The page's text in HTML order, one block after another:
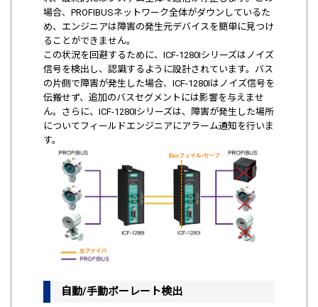
場合、PROFIBUSネットワーク全体がダウンしているた
め、エンジニアは障害の発生元デバイスを簡単に見つけ
ることができません。
この状況を回避するために、ICF‐1280Iシリーズはノイズ
信号を検出し、認識するように設計されています。バス
の片側で障害が発生した場合、ICF-1280Iはノイズ信号を
伝搬せず、追加のバスセグメントには影響を与えませ
ん。さらに、ICF-1280Iシリーズは、障害が発生した場所
についてフィールドエンジニアにアラーム通知を行いま
す。
自動/手動ボーレート検出